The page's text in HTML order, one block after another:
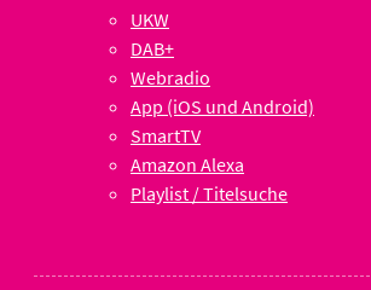
UKW
DAB+
Webradio
App (iOS und Android)
SmartTV
Amazon Alexa
Playlist / Titelsuche